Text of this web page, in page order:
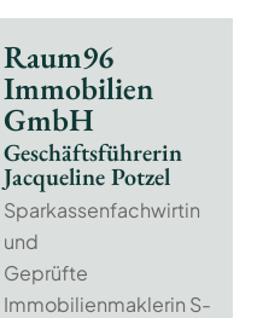
Raum96
Immobilien
GmbH
Geschäftsführerin
Jacqueline Potzel
Sparkassenfachwirtin
und
Geprüfte
Immobilienmaklerin S-